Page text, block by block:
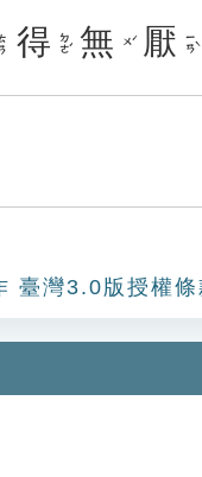
得 ㄉㄜˊ 無 ㄨˊ 厭 ㄧㄢˋ
臺灣3.0版授權條